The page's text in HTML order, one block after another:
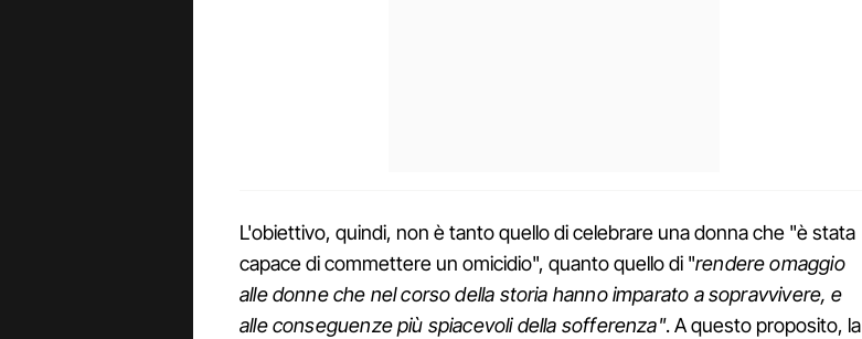
L'obiettivo, quindi, non è tanto quello di celebrare una donna che "è stata
capace di commettere un omicidio", quanto quello di "rendere omaggio
alle donne che nel corso della storia hanno imparato a sopravvivere, e
alle conseguenze più spiacevoli della sofferenza". A questo proposito, la